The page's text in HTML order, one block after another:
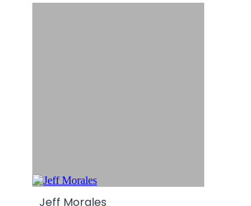
Jeff Morales